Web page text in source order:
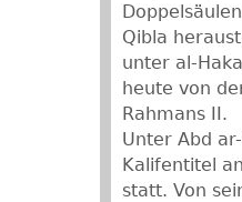
Qibla
unter al-
heute von
Rahmans II.
Unter Abd
Kalifentitel
statt. Von